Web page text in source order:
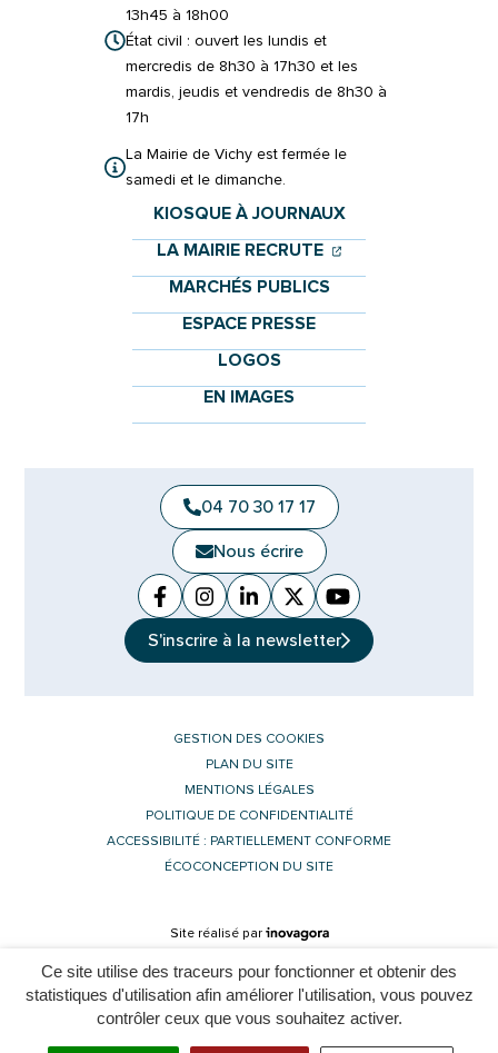
Ce site utilise des traceurs pour fonctionner et obtenir des
statistiques d'utilisation afin améliorer l'utilisation, vous pouvez
contrôler ceux que vous souhaitez activer.
13h45 à 18h00
État civil : ouvert les lundis et
mercredis de 8h30 à 17h30 et les
mardis, jeudis et vendredis de 8h30 à
17h
La Mairie de Vichy est fermée le
samedi et le dimanche.
KIOSQUE À JOURNAUX
LA MAIRIE RECRUTE (OUVERTURE
(OUVERTURE
MARCHÉS PUBLICS
ESPACE PRESSE
LOGOS
EN IMAGES
04 70 30 17 17
Nous écrire
Facebook
(ouverture dans un nouvel onglet)
Instagram
(ouverture dans un nouvel
Linkedin
(ouverture dans un nouvel
X (Twitter)
(ouverture dans un
YouTube
(ouverture dans
S'inscrire à la newsletter
GESTION DES COOKIES
PLAN DU SITE
MENTIONS LÉGALES
POLITIQUE DE CONFIDENTIALITÉ
ACCESSIBILITÉ : PARTIELLEMENT CONFORME
ÉCOCONCEPTION DU SITE
Site réalisé par Inovagora (ouverture dans un nouvel